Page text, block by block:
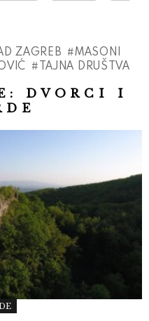
ZAGREB
MASONI
TAJNA DRUŠTVA
DVORCI I